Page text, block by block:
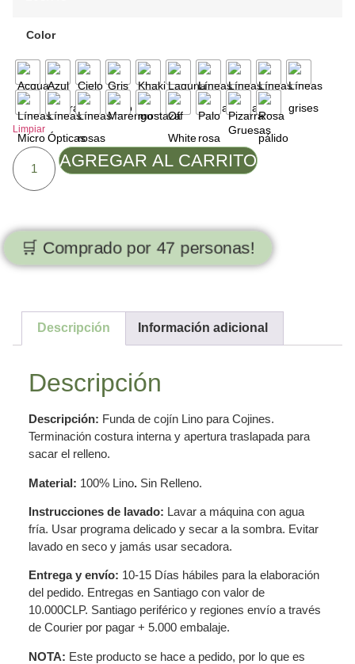
Color
Limpiar
AGREGAR AL CARRITO
🛒 Comprado por 47 personas!
Descripción Información adicional
Descripción
Descripción: Funda de cojín Lino para Cojines.
Terminación costura interna y apertura traslapada para
sacar el relleno.
Material: 100% Lino. Sin Relleno.
Instrucciones de lavado: Lavar a máquina con agua
fría. Usar programa delicado y secar a la sombra. Evitar
lavado en seco y jamás usar secadora.
Entrega y envío: 10-15 Días hábiles para la elaboración
del pedido. Entregas en Santiago con valor de
10.000CLP. Santiago periférico y regiones envío a través
de Courier por pagar + 5.000 embalaje.
NOTA: Este producto se hace a pedido, por lo que es